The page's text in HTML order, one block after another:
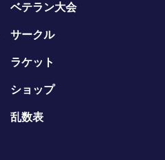
ベテラン大会
サークル
ラケット
ショップ
乱数表